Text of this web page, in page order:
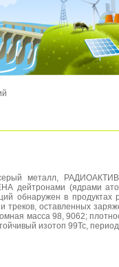
металл,
дейтронами (ядрами
обнаружен в продуктах
треков, оставленных
масса 98, 9062;
изотоп 99Тс,